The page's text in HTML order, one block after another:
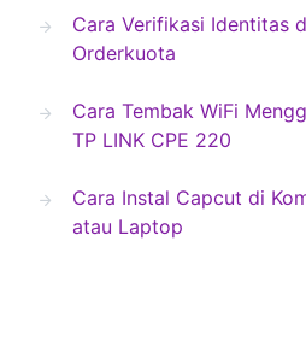
Cara Verifikasi Identitas
Orderkuota
Cara Tembak WiFi
TP LINK CPE 220
Cara Instal Capcut di
atau Laptop